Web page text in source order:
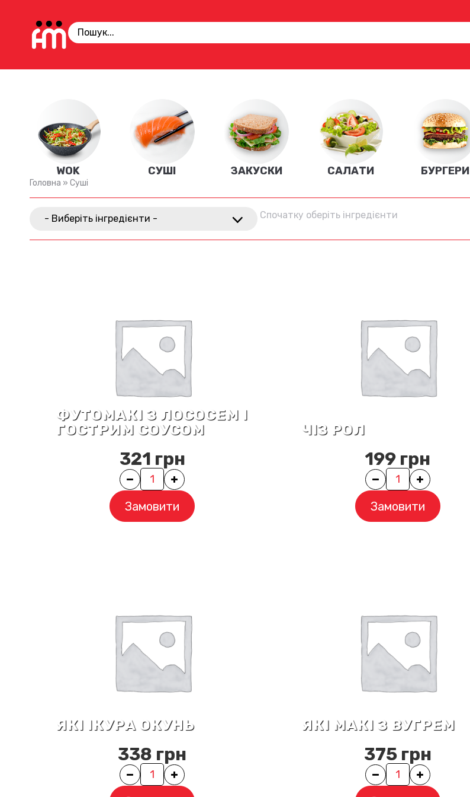
WOK СУШІ ЗАКУСКИ САЛАТИ БУРГЕРИ
Головна » Суші
- Виберіть інгредієнти - Спочатку оберіть інгредієнти
ФУТОМАКІ З ЛОСОСЕМ І
ГОСТРИМ СОУСОМ
321 грн
Quantity
Замовити
ЧІЗ РОЛ
199 грн
Quantity
Замовити
ЯКІ ІКУРА ОКУНЬ
338 грн
Quantity
ЯКІ МАКІ З ВУГРЕМ
375 грн
Quantity